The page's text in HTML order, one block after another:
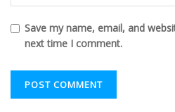
Save my name, email, and
next time I comment.